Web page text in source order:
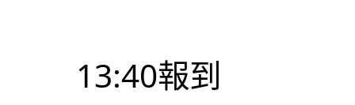
	13:40報到